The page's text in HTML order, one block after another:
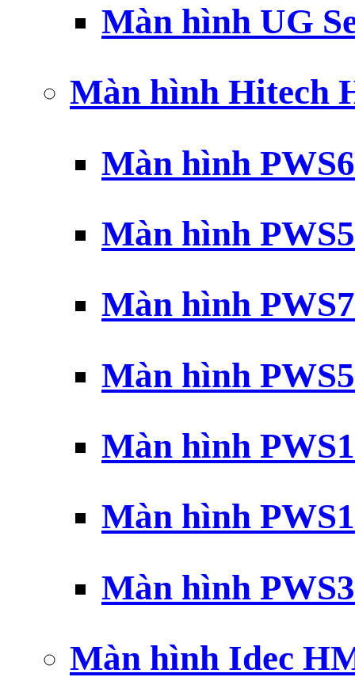
Màn hình UG
Màn hình Hitech
Màn hình
Màn hình
Màn hình
Màn hình
Màn hình
Màn hình
Màn hình
Màn hình Idec